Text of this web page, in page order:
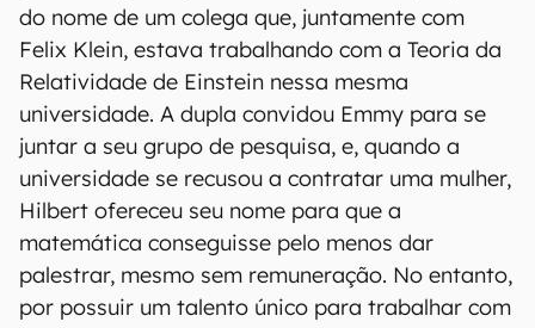
do nome de um colega que, juntamente com
Felix Klein, estava trabalhando com a Teoria da
Relatividade de Einstein nessa mesma
universidade. A dupla convidou Emmy para se
juntar a seu grupo de pesquisa, e, quando a
universidade se recusou a contratar uma mulher,
Hilbert ofereceu seu nome para que a
matemática conseguisse pelo menos dar
palestrar, mesmo sem remuneração. No entanto,
por possuir um talento único para trabalhar com